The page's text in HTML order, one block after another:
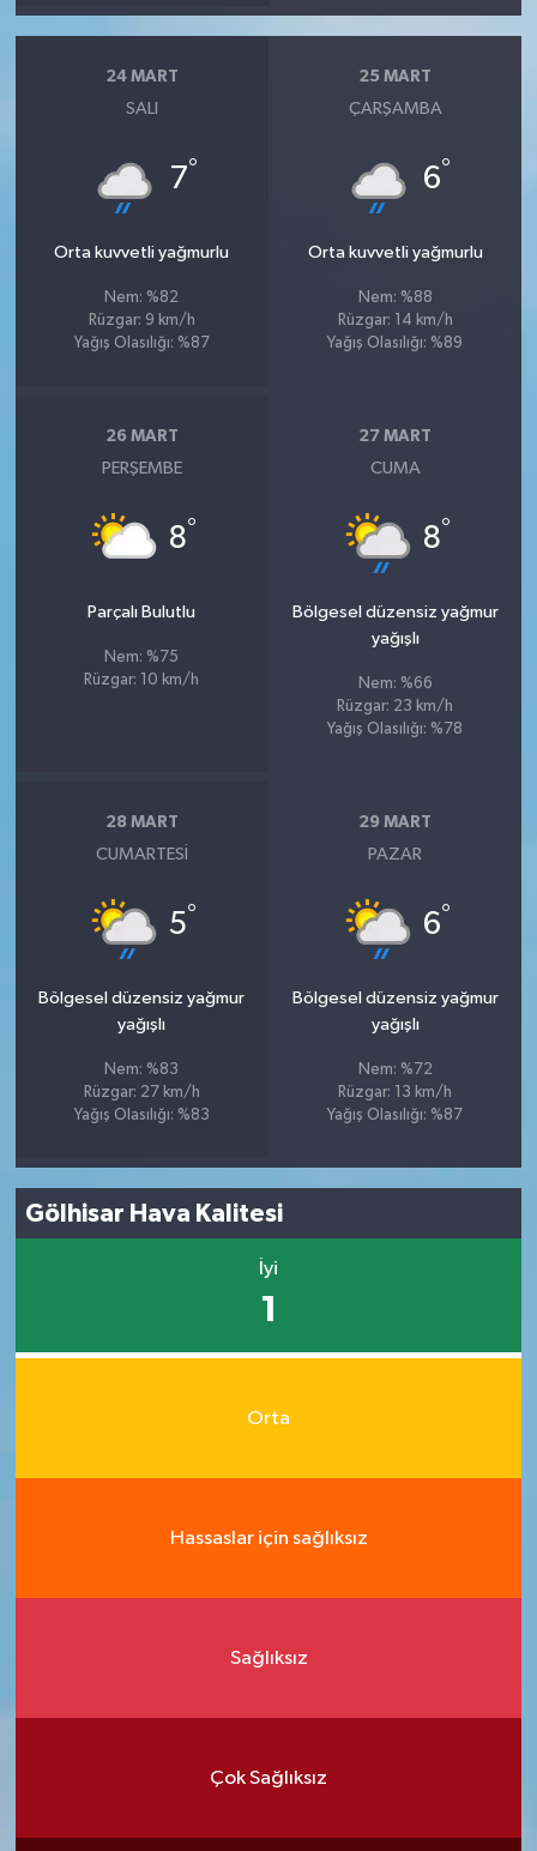
24 MART
SALI
7°
Orta kuvvetli yağmurlu
Nem: %82
Rüzgar: 9 km/h
Yağış Olasılığı: %87
25 MART
ÇARŞAMBA
6°
Orta kuvvetli yağmurlu
Nem: %88
Rüzgar: 14 km/h
Yağış Olasılığı: %89
26 MART
PERŞEMBE
8°
Parçalı Bulutlu
Nem: %75
Rüzgar: 10 km/h
27 MART
CUMA
8°
Bölgesel düzensiz yağmur
yağışlı
Nem: %66
Rüzgar: 23 km/h
Yağış Olasılığı: %78
28 MART
CUMARTESI
5°
Bölgesel düzensiz yağmur
yağışlı
Nem: %83
Rüzgar: 27 km/h
Yağış Olasılığı: %83
29 MART
PAZAR
6°
Bölgesel düzensiz yağmur
yağışlı
Nem: %72
Rüzgar: 13 km/h
Yağış Olasılığı: %87
Gölhisar Hava Kalitesi
İyi
1
Orta
Hassaslar için sağlıksız
Sağlıksız
Çok Sağlıksız